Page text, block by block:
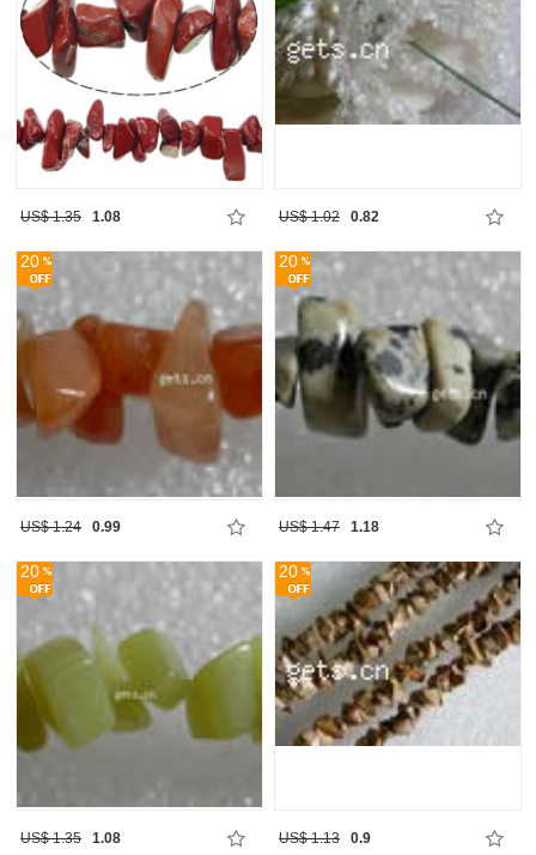
US$ 1.35 1.08 US$ 1.02 0.82
20
US$ 1.24 0.99
20
US$ 1.47 1.18
20
US$ 1.35 1.08
20
US$ 1.13 0.9